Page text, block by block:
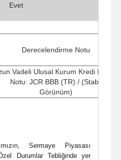
Evet
Derecelendirme Notu
Vadeli Ulusal Kurum Kredi Rating
Notu: JCR BBB (TR) / (Stabil
Görünüm)
Sermaye Piyasası
Durumlar Tebliğinde yer